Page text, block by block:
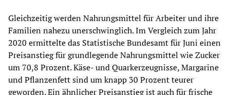
Gleichzeitig werden Nahrungsmittel für Arbeiter und ihre
Familien nahezu unerschwinglich. Im Vergleich zum Jahr
2020 ermittelte das Statistische Bundesamt für Juni einen
Preisanstieg für grundlegende Nahrungsmittel wie Zucker
um 70,8 Prozent. Käse- und Quarkerzeugnisse, Margarine
und Pflanzenfett sind um knapp 30 Prozent teurer
geworden. Ein ähnlicher Preisanstieg ist auch für frische